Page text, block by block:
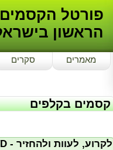
פורטל
הראשון
מאמרים סקרים
קסמים בקלפים
לקרוע, לעוות ולהחזיר - Torn, Twisted, and Restored - DVD